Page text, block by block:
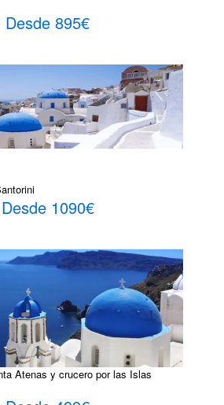
Desde 895€
Desde 1090€
Atenas y crucero por las Islas